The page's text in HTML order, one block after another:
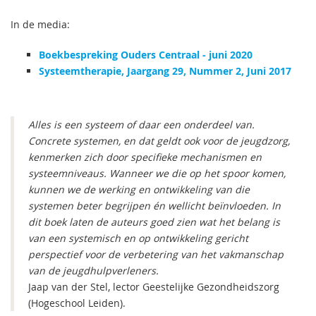
In de media:
Boekbespreking Ouders Centraal - juni 2020
Systeemtherapie, Jaargang 29, Nummer 2, Juni 2017
Alles is een systeem of daar een onderdeel van.
Concrete systemen, en dat geldt ook voor de jeugdzorg,
kenmerken zich door specifieke mechanismen en
systeemniveaus. Wanneer we die op het spoor komen,
kunnen we de werking en ontwikkeling van die
systemen beter begrijpen én wellicht beïnvloeden. In
dit boek laten de auteurs goed zien wat het belang is
van een systemisch en op ontwikkeling gericht
perspectief voor de verbetering van het vakmanschap
van de jeugdhulpverleners.
Jaap van der Stel, lector Geestelijke Gezondheidszorg
(Hogeschool Leiden).